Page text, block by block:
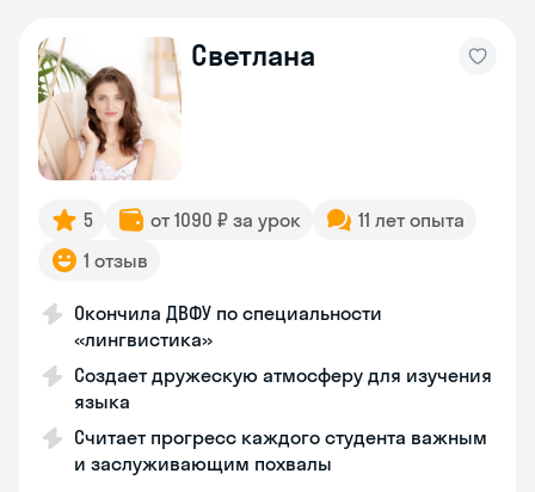
Светлана
5 от 1090 ₽ за урок
11 лет опыта
1 отзыв
Окончила ДВФУ по специальности
«лингвистика»
Создает дружескую атмосферу для изучения
языка
Считает прогресс каждого студента важным
и заслуживающим похвалы